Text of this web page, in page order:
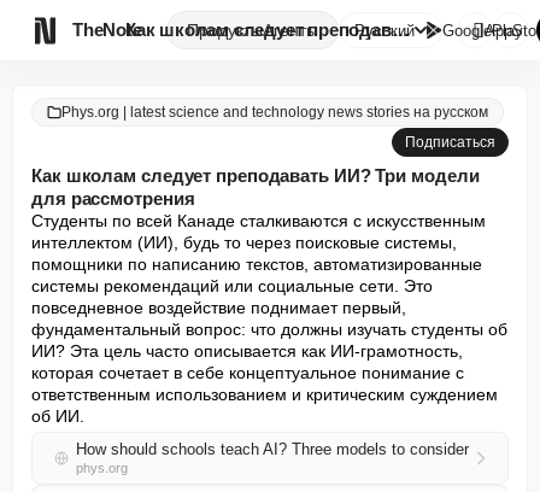
TheNote ПродуктыАгенты Как школам следует преподавать...
Русский GooglePlay

Phys.org | latest science and technology news stories на русском
Подписаться
Как школам следует преподавать ИИ? Три модели
для рассмотрения
Студенты по всей Канаде сталкиваются с искусственным
интеллектом (ИИ), будь то через поисковые системы,
помощники по написанию текстов, автоматизированные
системы рекомендаций или социальные сети. Это
повседневное воздействие поднимает первый,
фундаментальный вопрос: что должны изучать студенты об
ИИ? Эта цель часто описывается как ИИ-грамотность,
которая сочетает в себе концептуальное понимание с
ответственным использованием и критическим суждением
об ИИ.
How should schools teach AI? Three models to consider
phys.org